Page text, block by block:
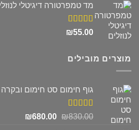
מד טמפרטורה דיגיטלי
דורג5.00
₪55.00
מוצרים מובילים
גוף חימום סט חימום
דורג5.00
₪830.00
המחיר ₪680.00
המחיר